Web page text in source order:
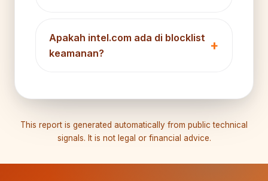
Apakah intel.com ada di blocklist
keamanan?
This report is generated automatically from public technical
signals. It is not legal or financial advice.